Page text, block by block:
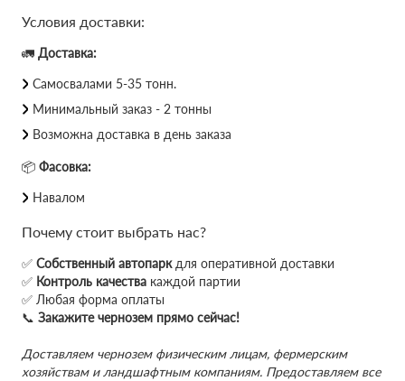
Условия доставки:
🚛 Доставка:
Самосвалами 5-35 тонн.
Минимальный заказ - 2 тонны
Возможна доставка в день заказа
📦 Фасовка:
Навалом
Почему стоит выбрать нас?
✅ Собственный автопаркдля оперативной доставки
✅ Контроль качества каждой партии
✅ Любая форма оплаты
📞 Закажите чернозем прямо сейчас!
Доставляем чернозем физическим лицам, фермерским
хозяйствам и ландшафтным компаниям. Предоставляем все